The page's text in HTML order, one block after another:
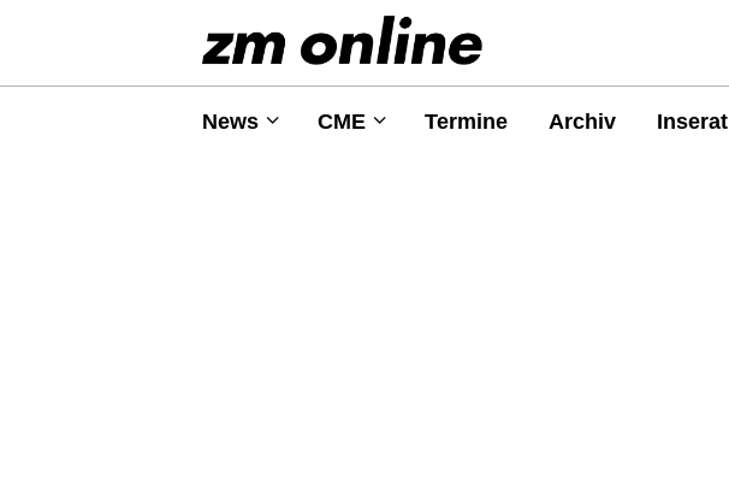
News CME Termine Archiv Inserat